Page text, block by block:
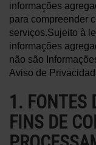
informações
para compreender
serviços.Sujeito à
informações
não são
Aviso de
1. FONTES
FINS DE